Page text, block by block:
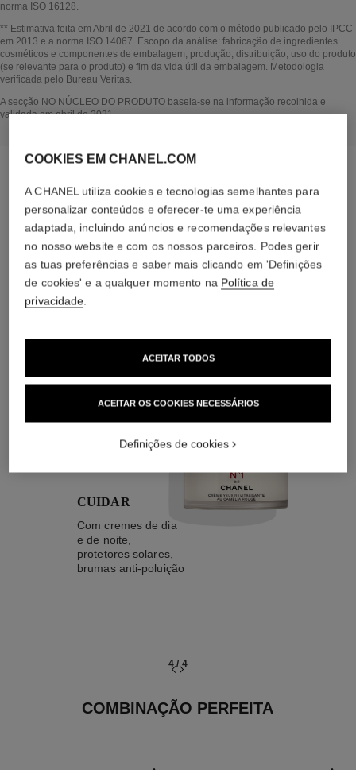
norma ISO 16128.
Voltar ao título↩
** Estimativa feita em Abril de 2021 de acordo com o método publicado pelo IPCC
em 2013 e a norma ISO 14067. Escopo da análise: fabricação de ingredientes
cosméticos e componentes de embalagem, produção, distribuição, uso do produto
(se relevante para o produto) e fim da vida útil da embalagem. Metodologia
verificada pelo Bureau Veritas.
Voltar ao título↩
A secção NO NÚCLEO DO PRODUTO baseia-se na informação recolhida e
validada em abril de 2021.
04
CUIDAR
Com cremes de dia
e de noite,
protetores solares,
brumas anti-poluição
4 / 4
COMBINAÇÃO PERFEITA
COOKIES EM CHANEL.COM
A CHANEL utiliza cookies e tecnologias semelhantes para
personalizar conteúdos e oferecer-te uma experiência
adaptada, incluindo anúncios e recomendações relevantes
no nosso website e com os nossos parceiros. Podes gerir
as tuas preferências e saber mais clicando em 'Definições
de cookies' e a qualquer momento na Política de
privacidade
ACEITAR OS COOKIES NECESSÁRIOS
ACEITAR TODOS
Definições de cookies